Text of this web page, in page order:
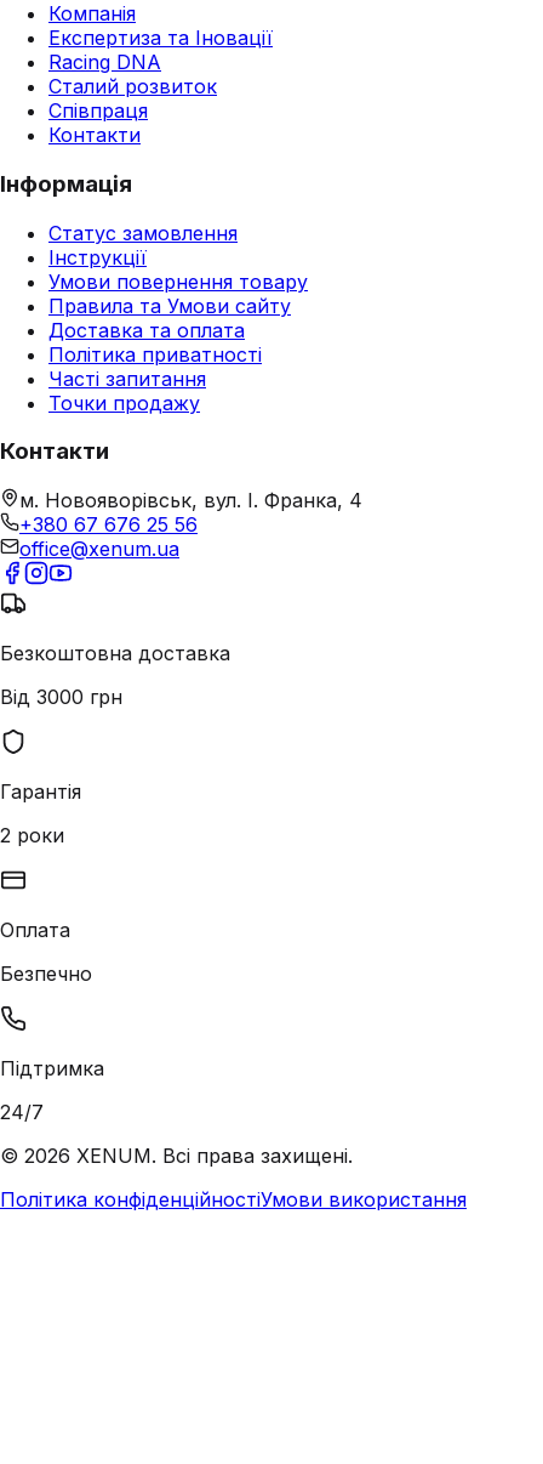
Компанія
Експертиза та Іновації
Racing DNA
Сталий розвиток
Співпраця
Контакти
Інформація
Статус замовлення
Інструкції
Умови повернення товару
Правила та Умови сайту
Доставка та оплата
Політика приватності
Часті запитання
Точки продажу
Контакти
м. Новояворівськ, вул. І. Франка, 4
+380 67 676 25 56
office@xenum.ua
Безкоштовна доставка
Від 3000 грн
Гарантія
2 роки
Оплата
Безпечно
Підтримка
24/7
© 2026 XENUM. Всі права захищені.
Політика конфіденційностіУмови використання